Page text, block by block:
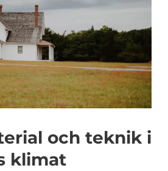
och teknik i
klimat